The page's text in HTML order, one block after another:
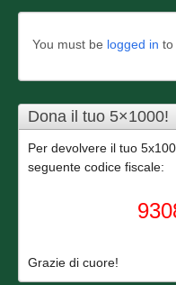
You must be logged in to
Dona il tuo 5×1000!
Per devolvere il tuo
seguente codice fiscale:
Grazie di cuore!